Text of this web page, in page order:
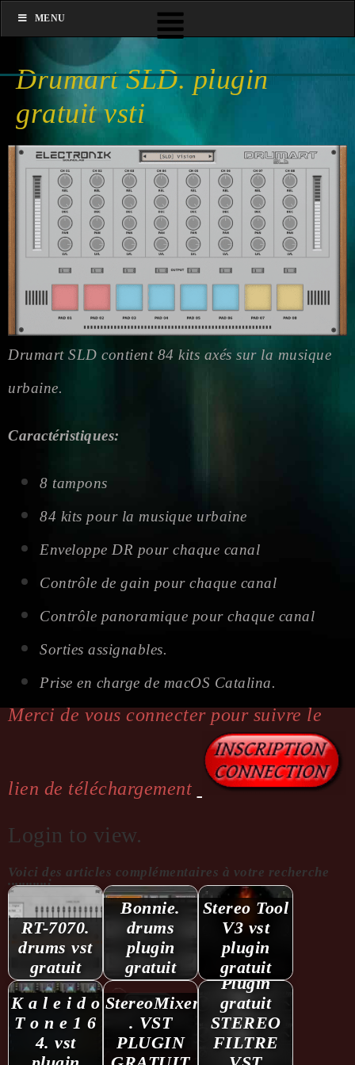
Drumart SLD. plugin
gratuit vsti
Drumart SLD contient 84 kits axés sur la musique
urbaine.
Caractéristiques:
8 tampons
84 kits pour la musique urbaine
Enveloppe DR pour chaque canal
Contrôle de gain pour chaque canal
Contrôle panoramique pour chaque canal
Sorties assignables.
Prise en charge de macOS Catalina.
Merci de vous connecter pour suivre le
lien de téléchargement
Login to view.
Voici des articles complémentaires à votre recherche
...........:
RT-7070.
drums vst
gratuit
Bonnie.
drums
plugin
gratuit
Stereo Tool
V3 vst
plugin
gratuit
K a l e i d o
T o n e 1 6
4. vst
StereoMixer
. VST
PLUGIN
Plugin
gratuit
STEREO
FILTRE
MENU